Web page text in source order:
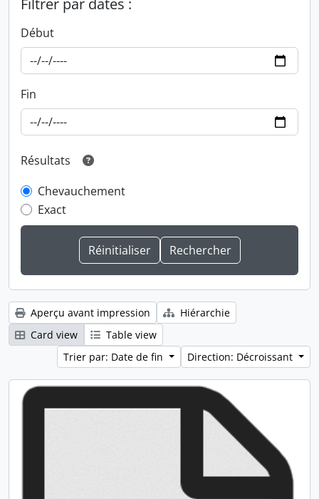
Filtrer par dates :
Début
Fin
Résultats
Chevauchement
Exact
Aperçu avant impression
Hiérarchie
Card view
Table view
Trier par: Date de fin
Direction: Décroissant